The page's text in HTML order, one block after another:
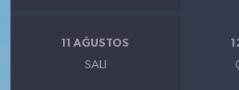
11 AĞUSTOS
SALI